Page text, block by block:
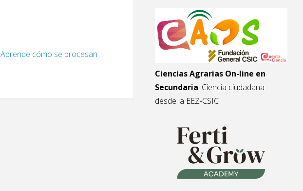
Aprende cómo se procesan
Ciencias Agrarias On-line en
Secundaria. Ciencia ciudadana
desde la EEZ-CSIC